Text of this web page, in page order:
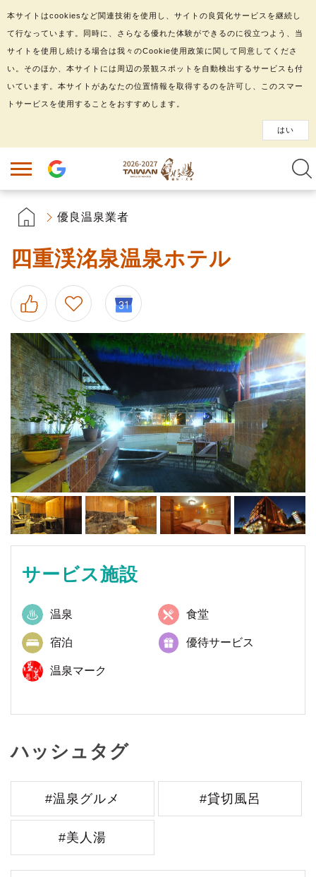
優良温泉業者
四重渓洺泉温泉ホテル
サービス施設
温泉 食堂
宿泊 優待サービス
温泉マーク
ハッシュタグ
#温泉グルメ #貸切風呂
#美人湯
本サイトはcookiesなど関連技術を使用し、サイトの良質化サービスを継続し
て行なっています。同時に、さらなる優れた体験ができるのに役立つよう、当
サイトを使用し続ける場合は我々のCookie使用政策に関して同意してくださ
い。そのほか、本サイトには周辺の景観スポットを自動検出するサービスも付
いています。本サイトがあなたの位置情報を取得するのを許可し、このスマー
トサービスを使用することをおすすめします。
はい